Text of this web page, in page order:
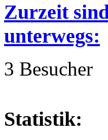
Zurzeit
unterwegs:
3 Besucher
Statistik: